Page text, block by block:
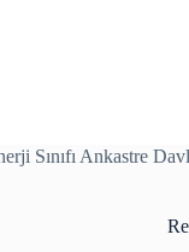
Sınıfı Ankastre